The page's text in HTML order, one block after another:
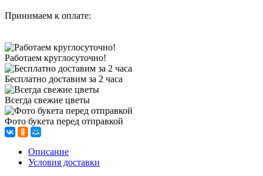
Принимаем к оплате:
Работаем круглосуточно!
Бесплатно доставим за 2 часа
Всегда свежие цветы
Фото букета перед отправкой
Описание
Условия доставки